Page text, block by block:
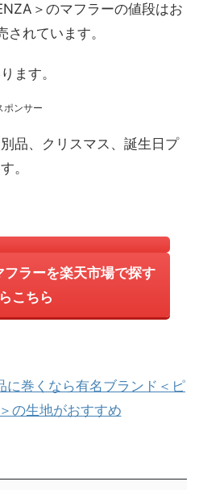
＞のマフラーの値段はお
れています。
ます。
ポンサー
品、クリスマス、誕生日プ
。
フラーを楽天市場で探す
こちら
に巻くなら有名ブランド＜ピ
の生地がおすすめ